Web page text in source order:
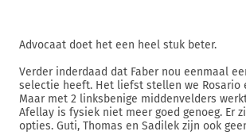
Advocaat doet het een heel stuk beter.
Verder inderdaad dat Faber nou eenmaal
selectie heeft. Het liefst stellen we Rosario
Maar met 2 linksbenige middenvelders
Afellay is fysiek niet meer goed genoeg. Er
opties. Guti, Thomas en Sadilek zijn ook